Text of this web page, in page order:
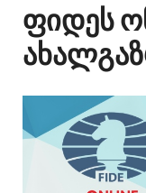
ფიდეს